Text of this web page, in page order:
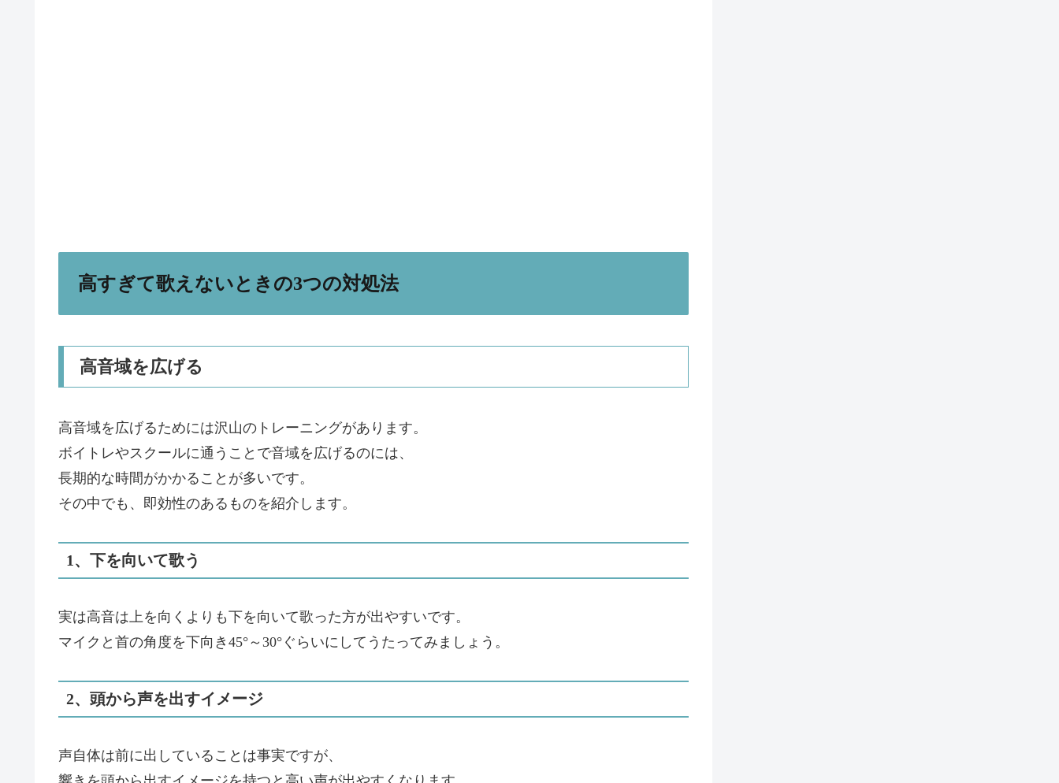
高すぎて歌えないときの3つの対処法
高音域を広げる
高音域を広げるためには沢山のトレーニングがあります。
ボイトレやスクールに通うことで音域を広げるのには、
長期的な時間がかかることが多いです。
その中でも、即効性のあるものを紹介します。
1、下を向いて歌う
実は高音は上を向くよりも下を向いて歌った方が出やすいです。
マイクと首の角度を下向き45°～30°ぐらいにしてうたってみましょう。
2、頭から声を出すイメージ
声自体は前に出していることは事実ですが、